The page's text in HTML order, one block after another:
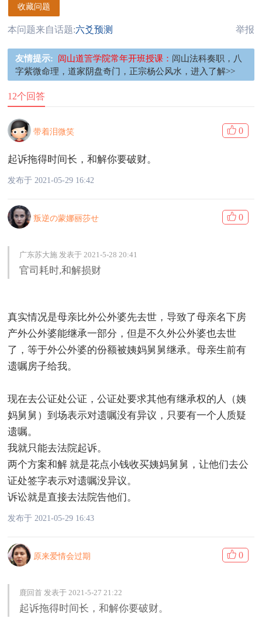
收藏问题
本问题来自话题:六爻预测 举报
友情提示: 闾山道䇾学院常年开班授课： 闾山法科奏职，八
字紫微命理，道家阴盘奇门，正宗杨公风水，进入了解>>
12个回答
带着泪微笑 0
起诉拖得时间长，和解你要破财。
发布于 2021-05-29 16:42
叛逆の蒙娜丽莎せ 0
广东苏大施 发表于 2021-5-28 20:41
官司耗时,和解损财
真实情况是母亲比外公外婆先去世，导致了母亲名下房
产外公外婆能继承一部分，但是不久外公外婆也去世
了，等于外公外婆的份额被姨妈舅舅继承。母亲生前有
遗嘱房子给我。
现在去公证处公证，公证处要求其他有继承权的人（姨
妈舅舅）到场表示对遗嘱没有异议，只要有一个人质疑
遗嘱。
我就只能去法院起诉。
两个方案和解 就是花点小钱收买姨妈舅舅，让他们去公
证处签字表示对遗嘱没异议。
诉讼就是直接去法院告他们。
发布于 2021-05-29 16:43
原来爱情会过期 0
鹿回首 发表于 2021-5-27 21:22
起诉拖得时间长，和解你要破财。